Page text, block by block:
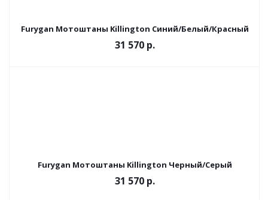
Furygan Мотоштаны Killington Синий/Белый/Красный
31 570 р.
Furygan Мотоштаны Killington Черный/Серый
31 570 р.